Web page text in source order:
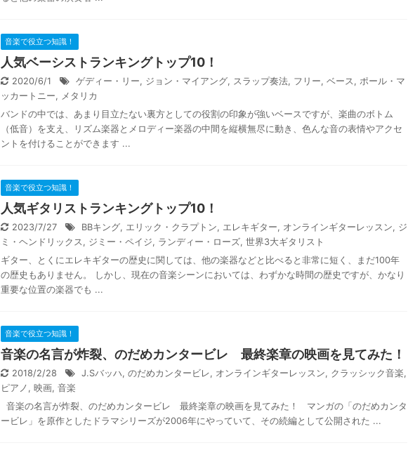
音楽で役立つ知識！
人気ベーシストランキングトップ10！
2020/6/1 ゲディー・リー, ジョン・マイアング, スラップ奏法, フリー, ベース, ポール・マ
ッカートニー, メタリカ
バンドの中では、あまり目立たない裏方としての役割の印象が強いベースですが、楽曲のボトム
（低音）を支え、リズム楽器とメロディー楽器の中間を縦横無尽に動き、色んな音の表情やアクセ
ントを付けることができます ...
音楽で役立つ知識！
人気ギタリストランキングトップ10！
2023/7/27 BBキング, エリック・クラプトン, エレキギター, オンラインギターレッスン, ジ
ミ・ヘンドリックス, ジミー・ペイジ, ランディー・ローズ, 世界3大ギタリスト
ギター、とくにエレキギターの歴史に関しては、他の楽器などと比べると非常に短く、まだ100年
の歴史もありません。 しかし、現在の音楽シーンにおいては、わずかな時間の歴史ですが、かなり
重要な位置の楽器でも ...
音楽で役立つ知識！
音楽の名言が炸裂、のだめカンタービレ 最終楽章の映画を見てみた！
2018/2/28 J.Sバッハ, のだめカンタービレ, オンラインギターレッスン, クラッシック音楽,
ピアノ , 映画, 音楽
音楽の名言が炸裂、のだめカンタービレ 最終楽章の映画を見てみた！ マンガの「のだめカンタ
ービレ」を原作としたドラマシリーズが2006年にやっていて、その続編として公開された ...